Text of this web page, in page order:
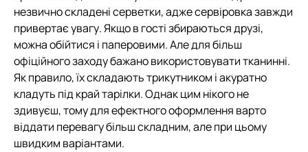
незвично складені серветки, адже сервіровка завжди
привертає увагу. Якщо в гості збираються друзі,
можна обійтися і паперовими. Але для більш
офіційного заходу бажано використовувати тканинні.
Як правило, їх складають трикутником і акуратно
кладуть під край тарілки. Однак цим нікого не
здивуєш, тому для ефектного оформлення варто
віддати перевагу більш складним, але при цьому
швидким варіантами.